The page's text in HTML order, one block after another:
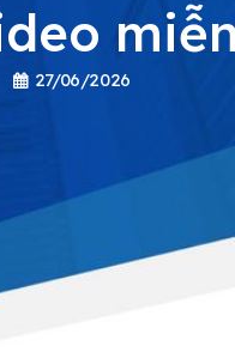
27/06/2026